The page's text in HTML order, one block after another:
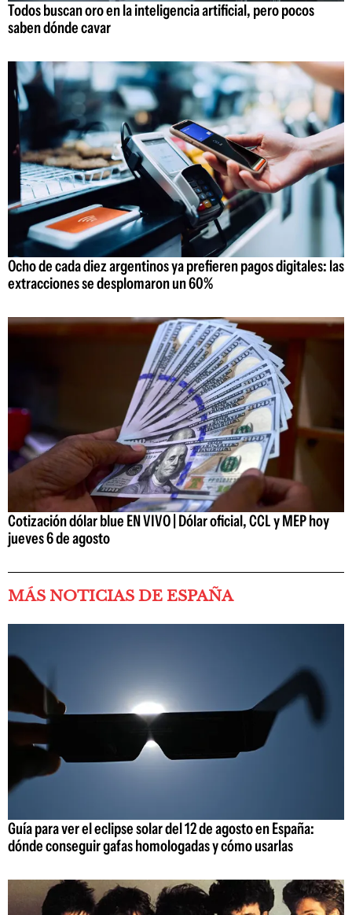
Todos buscan oro en la inteligencia artificial, pero pocos
saben dónde cavar
Ocho de cada diez argentinos ya prefieren pagos digitales: las
extracciones se desplomaron un 60%
Cotización dólar blue EN VIVO | Dólar oficial, CCL y MEP hoy
jueves 6 de agosto
MÁS NOTICIAS DE ESPAÑA
Guía para ver el eclipse solar del 12 de agosto en España:
dónde conseguir gafas homologadas y cómo usarlas